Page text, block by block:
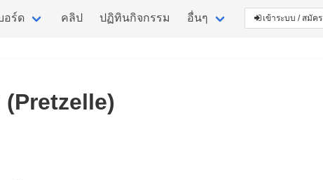
อร์ด คลิป ปฏิทินกิจกรรม อื่นๆ เข้าระบบ / สมัคร
(Pretzelle)